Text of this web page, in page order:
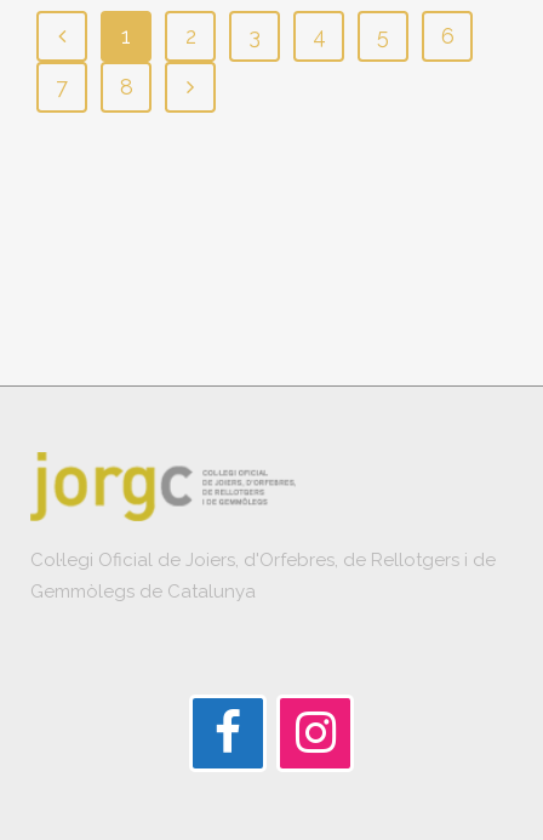
1 2 3 4 5
6
7
8
Col·legi Oficial de Joiers, d'Orfebres, de Rellotgers i de
Gemmòlegs de Catalunya